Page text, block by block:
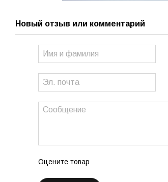
Новый отзыв или комментарий
Оцените товар